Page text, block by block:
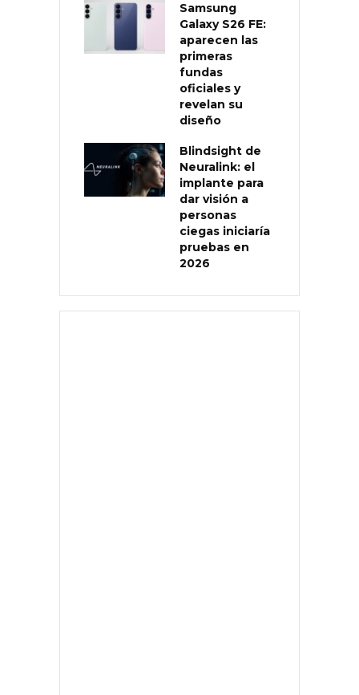
Samsung
Galaxy S26 FE:
aparecen las
primeras
fundas
oficiales y
revelan su
diseño
Blindsight de
Neuralink: el
implante para
dar visión a
personas
ciegas iniciaría
pruebas en
2026